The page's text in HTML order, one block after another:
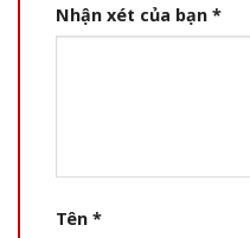
Nhận xét của bạn *
Tên *